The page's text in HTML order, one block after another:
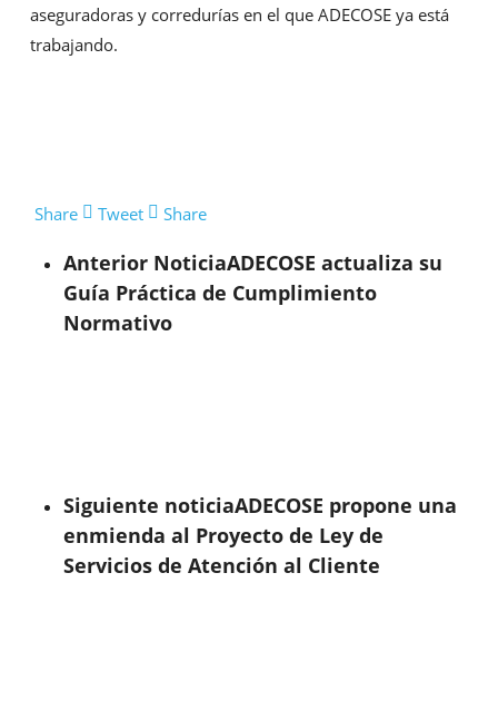
aseguradoras y corredurías en el que ADECOSE ya está
trabajando.
Share Tweet Share
Anterior NoticiaADECOSE actualiza su
Guía Práctica de Cumplimiento
Normativo
Siguiente noticiaADECOSE propone una
enmienda al Proyecto de Ley de
Servicios de Atención al Cliente